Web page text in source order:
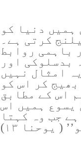
ہمیں دنیا کو
کرتی ہے۔
باہمی روابط
بدسلوکی اور
امثال نہیں
کر اس کو
اس کے مطابق
یسوع ہمیں اس
جب وہ کہتا
( یوحنا ۱۳)